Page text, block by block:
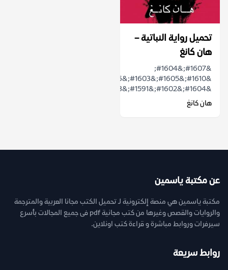
تحميل رواية النباتية –
هان كانغ
&#1607;&#1604;
&#1604;&#1602;&#1591;&#1593;&#1577;...
هان كانغ
عن مكتبة ياسمين
مكتبة ياسمين هي منصة إلكترونية لـ تحميل الكتب مجانا العربية والمترجمة
والروايات والقصص وغيرها من كتب مجانية pdf فى جميع المجالات بأسرع
سيرفرات وروابط مباشرة و قراءة كتب اونلاين.
روابط سريعة